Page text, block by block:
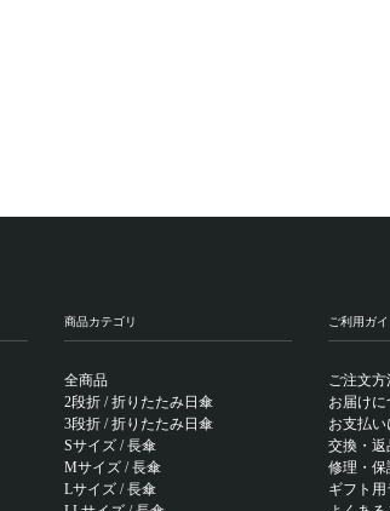
商品カテゴリ
全商品
2段折 / 折りたたみ日傘
3段折 / 折りたたみ日傘
Sサイズ / 長傘
Mサイズ / 長傘
Lサイズ / 長傘
ご利用ガイ
ご注文方
お届けに
お支払い
交換・返
修理・保
ギフト